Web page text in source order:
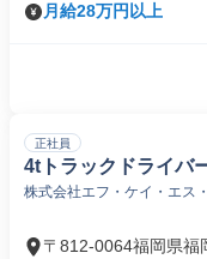
月給28万円以上
正社員
4tトラックドライバ
株式会社エフ・ケイ・エス
〒812-0064福岡県福